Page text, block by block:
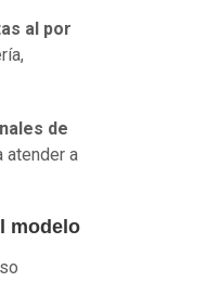
al por
de
atender a
modelo